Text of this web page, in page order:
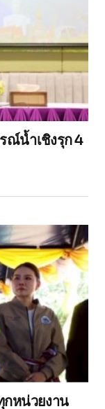
ณ์น้ำเชิงรุก 4
กหน่วยงาน